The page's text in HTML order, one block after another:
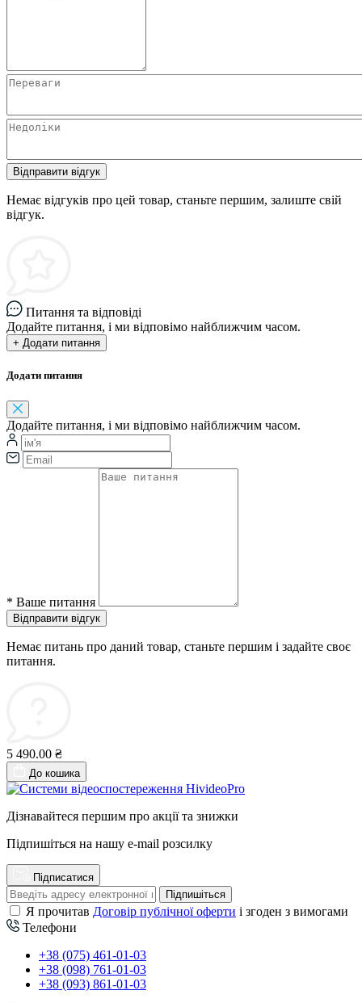
Відправити відгук
Немає відгуків про цей товар, станьте першим, залиште свій
відгук.
Питання та відповіді
Додайте питання, і ми відповімо найближчим часом.
+ Додати питання
Додати питання
Додайте питання, і ми відповімо найближчим часом.
* Ваше питання
Відправити відгук
Немає питань про даний товар, станьте першим і задайте своє
питання.
5 490.00 ₴
До кошика
Дізнавайтеся першим про акції та знижки
Підпишіться на нашу e-mail розсилку
Підписатися
Підпишіться
Я прочитав Договір публічної оферти і згоден з вимогами
Телефони
+38 (075) 461-01-03
+38 (098) 761-01-03
+38 (093) 861-01-03